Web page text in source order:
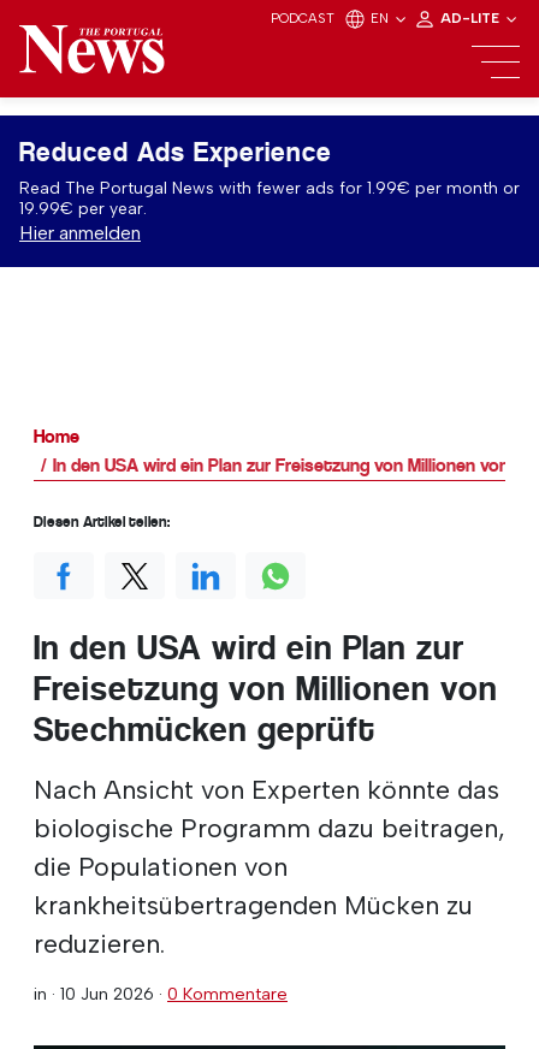
PODCAST EN AD-LITE
Reduced Ads Experience
Read The Portugal News with fewer ads for 1.99€ per month or
19.99€ per year.
Hier anmelden
Home
In den USA wird ein Plan zur Freisetzung von Millionen von
In den USA wird ein Plan zur
Freisetzung von Millionen von
Stechmücken geprüft
Nach Ansicht von Experten könnte das
biologische Programm dazu beitragen,
die Populationen von
krankheitsübertragenden Mücken zu
reduzieren.
in · 10 Jun 2026 · 0 Kommentare
Diesen Artikel teilen: